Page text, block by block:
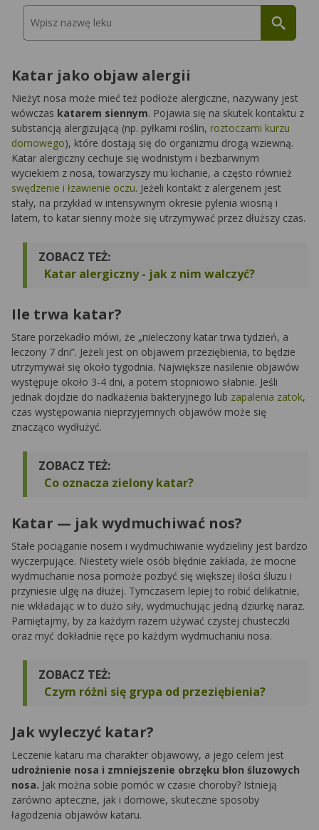
Katar jako objaw alergii
Nieżyt nosa może mieć też podłoże alergiczne, nazywany jest
wówczas katarem siennym. Pojawia się na skutek kontaktu z
substancją alergizującą (np. pyłkami roślin, roztoczami kurzu
domowego), które dostają się do organizmu drogą wziewną.
Katar alergiczny cechuje się wodnistym i bezbarwnym
wyciekiem z nosa, towarzyszy mu kichanie, a często również
swędzenie i łzawienie oczu. Jeżeli kontakt z alergenem jest
stały, na przykład w intensywnym okresie pylenia wiosną i
latem, to katar sienny może się utrzymywać przez dłuższy czas.
ZOBACZ TEŻ:
Katar alergiczny - jak z nim walczyć?
Ile trwa katar?
Stare porzekadło mówi, że „nieleczony katar trwa tydzień, a
leczony 7 dni”. Jeżeli jest on objawem przeziębienia, to będzie
utrzymywał się około tygodnia. Największe nasilenie objawów
występuje około 3-4 dni, a potem stopniowo słabnie. Jeśli
jednak dojdzie do nadkażenia bakteryjnego lub zapalenia zatok,
czas występowania nieprzyjemnych objawów może się
znacząco wydłużyć.
ZOBACZ TEŻ:
Co oznacza zielony katar?
Katar — jak wydmuchiwać nos?
Stałe pociąganie nosem i wydmuchiwanie wydzieliny jest bardzo
wyczerpujące. Niestety wiele osób błędnie zakłada, że mocne
wydmuchanie nosa pomoże pozbyć się większej ilości śluzu i
przyniesie ulgę na dłużej. Tymczasem lepiej to robić delikatnie,
nie wkładając w to dużo siły, wydmuchując jedną dziurkę naraz.
Pamiętajmy, by za każdym razem używać czystej chusteczki
oraz myć dokładnie ręce po każdym wydmuchaniu nosa.
ZOBACZ TEŻ:
Czym różni się grypa od przeziębienia?
Jak wyleczyć katar?
Leczenie kataru ma charakter objawowy, a jego celem jest
udrożnienie nosa i zmniejszenie obrzęku błon śluzowych
nosa. Jak można sobie pomóc w czasie choroby? Istnieją
zarówno apteczne, jak i domowe, skuteczne sposoby
łagodzenia objawów kataru.